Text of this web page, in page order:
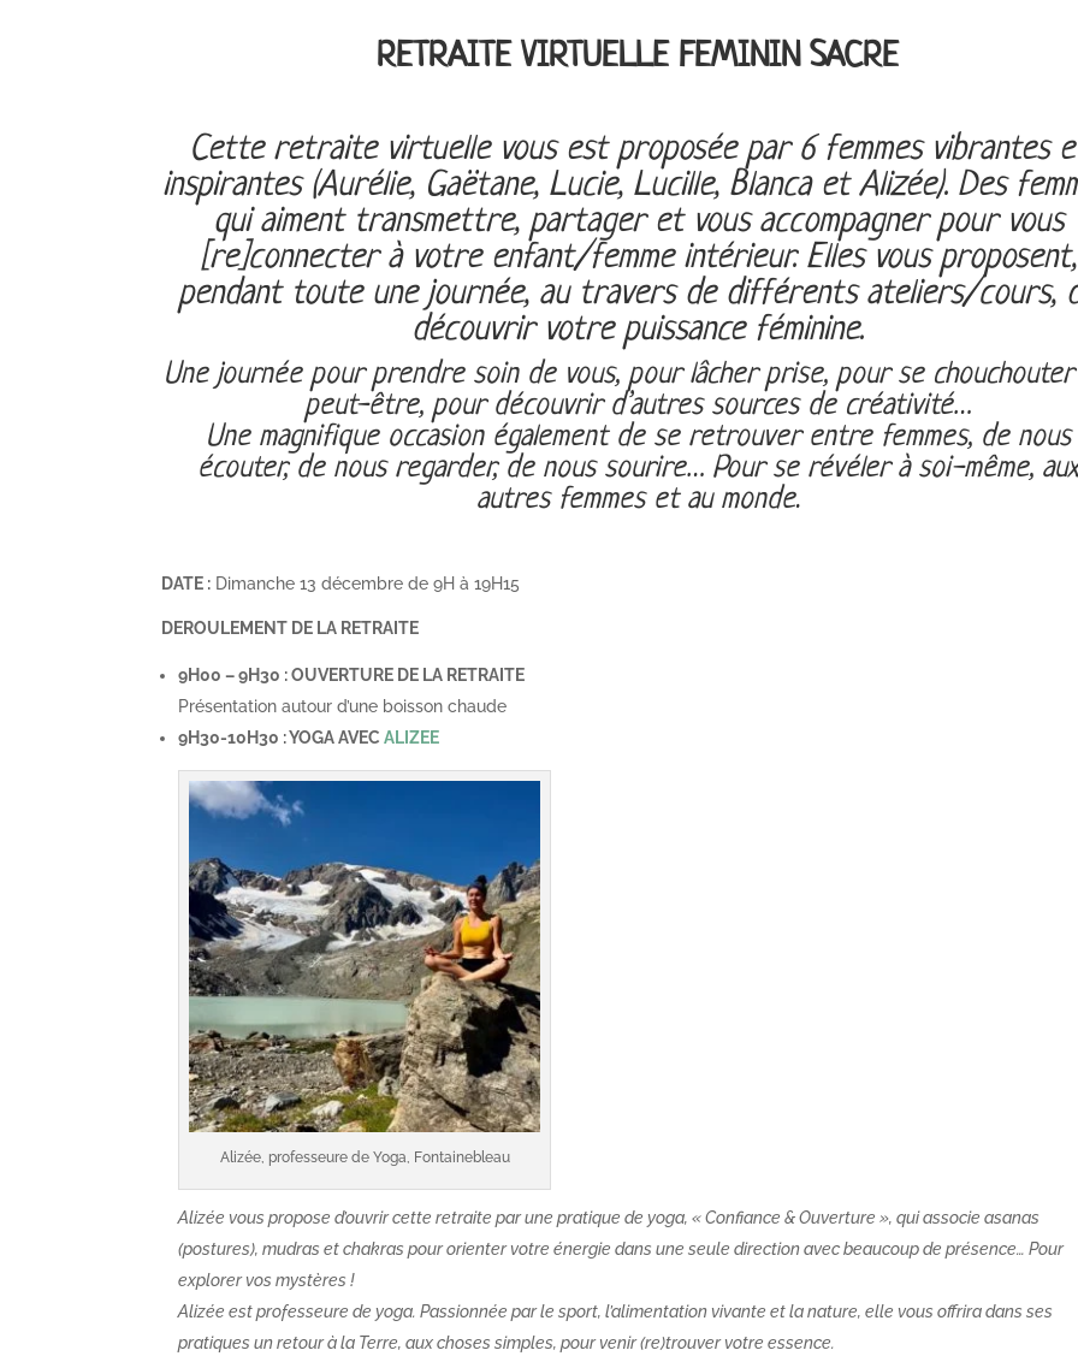
RETRAITE VIRTUELLE FEMININ SACRE
Cette retraite virtuelle vous est proposée par 6 femmes vibrantes
inspirantes (Aurélie, Gaëtane, Lucie, Lucille, Blanca et Alizée). Des
qui aiment transmettre, partager et vous accompagner pour vous
[re]connecter à votre enfant/femme intérieur. Elles vous proposent,
pendant toute une journée, au travers de différents ateliers/cours,
découvrir votre puissance féminine.
Une journée pour prendre soin de vous, pour lâcher prise, pour se
peut-être, pour découvrir d’autres sources de créativité…
Une magnifique occasion également de se retrouver entre femmes, de nous
écouter, de nous regarder, de nous sourire… Pour se révéler à soi-même, aux
autres femmes et au monde.
DATE : Dimanche 13 décembre de 9H à 19H15
DEROULEMENT DE LA RETRAITE
9H00 – 9H30 : OUVERTURE DE LA RETRAITE
Présentation autour d’une boisson chaude
9H30-10H30 : YOGA AVECALIZEE
Alizée, professeure de Yoga, Fontainebleau
Alizée vous propose d’ouvrir cette retraite par une pratique de yoga, « Confiance & Ouverture », qui associe asanas
(postures), mudras et chakras pour orienter votre énergie dans une seule direction avec beaucoup de présence… Pour
explorer vos mystères !
Alizée est professeure de yoga. Passionnée par le sport, l’alimentation vivante et la nature, elle vous offrira dans ses
pratiques un retour à la Terre, aux choses simples, pour venir (re)trouver votre essence.